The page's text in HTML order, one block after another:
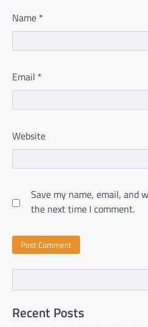
Name *
Email *
Website
Save my name, email, and
the next time I comment.
Recent Posts